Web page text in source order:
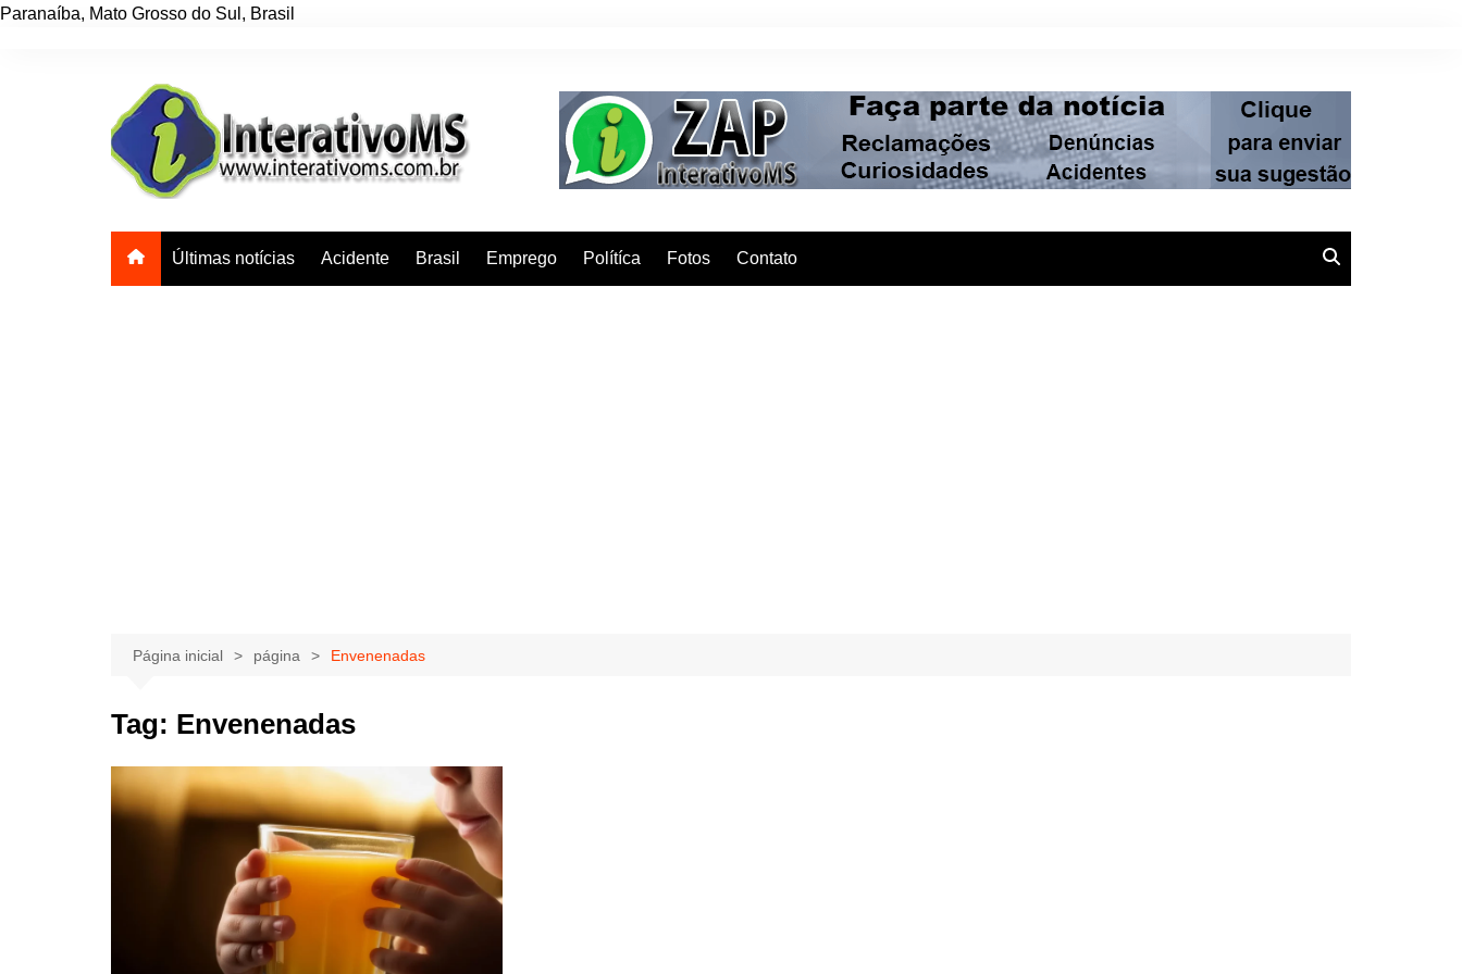
Paranaíba, Mato Grosso do Sul , Brasil
Últimas notícias Acidente Brasil Emprego Polítíca Fotos Contato
Página inicial página Envenenadas
Tag: Envenenadas